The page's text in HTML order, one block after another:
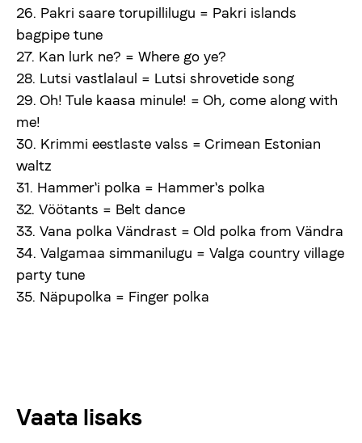
26. Pakri saare torupillilugu = Pakri islands
bagpipe tune
27. Kan lurk ne? = Where go ye?
28. Lutsi vastlalaul = Lutsi shrovetide song
29. Oh! Tule kaasa minule! = Oh, come along with
me!
30. Krimmi eestlaste valss = Crimean Estonian
waltz
31. Hammer'i polka = Hammer's polka
32. Vöötants = Belt dance
33. Vana polka Vändrast = Old polka from Vändra
34. Valgamaa simmanilugu = Valga country village
party tune
35. Näpupolka = Finger polka
Vaata lisaks